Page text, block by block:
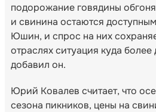
подорожание говядины
и свинина остаются
Юшин, и спрос на них
отраслях ситуация куда более
добавил он.
Юрий Ковалев считает, что
сезона пикников, цены на